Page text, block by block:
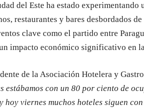
del Este ha estado experimentando
restaurantes y bares desbordados
clave como el partido entre
impacto económico significativo en
de la Asociación Hotelera y
estábamos con un 80 por ciento de
hoy viernes muchos hoteles siguen